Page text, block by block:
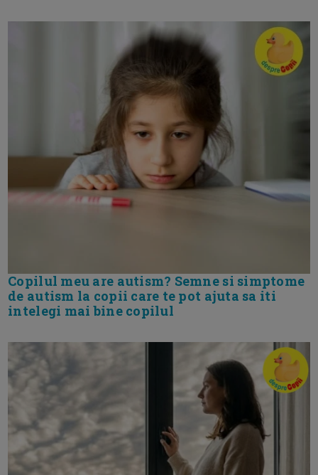
Copilul meu are autism? Semne si simptome
de autism la copii care te pot ajuta sa iti
intelegi mai bine copilul